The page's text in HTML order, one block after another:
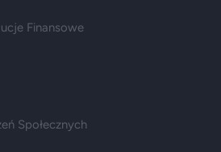
Finansowe
Społecznych